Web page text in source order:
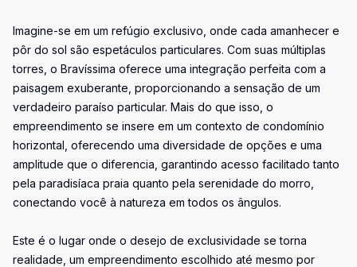
Imagine-se em um refúgio exclusivo, onde cada amanhecer e
pôr do sol são espetáculos particulares. Com suas múltiplas
torres, o Bravíssima oferece uma integração perfeita com a
paisagem exuberante, proporcionando a sensação de um
verdadeiro paraíso particular. Mais do que isso, o
empreendimento se insere em um contexto de condomínio
horizontal, oferecendo uma diversidade de opções e uma
amplitude que o diferencia, garantindo acesso facilitado tanto
pela paradisíaca praia quanto pela serenidade do morro,
conectando você à natureza em todos os ângulos.
Este é o lugar onde o desejo de exclusividade se torna
realidade, um empreendimento escolhido até mesmo por